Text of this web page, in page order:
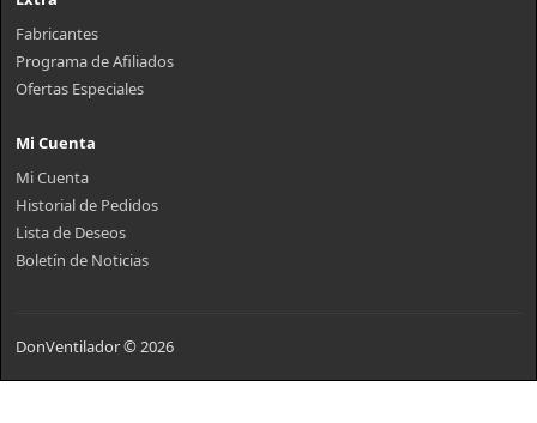
Fabricantes
Programa de Afiliados
Ofertas Especiales
Mi Cuenta
Mi Cuenta
Historial de Pedidos
Lista de Deseos
Boletín de Noticias
DonVentilador © 2026